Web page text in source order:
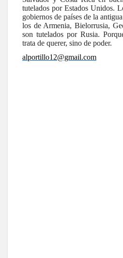
tutelados por Estados Unidos.
gobiernos de países de la
los de Armenia, Bielorrusia,
son tutelados por Rusia.
trata de querer, sino de poder.
alportillo12@gmail.com